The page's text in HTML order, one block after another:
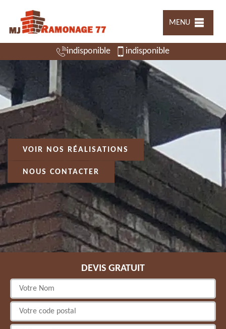
MENU
indisponible indisponible
VOIR NOS RÉALISATIONS
NOUS CONTACTER
DEVIS GRATUIT